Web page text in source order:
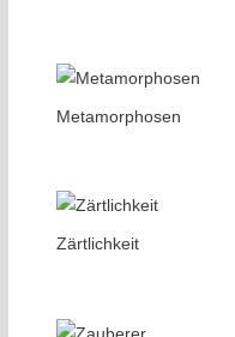
Metamorphosen
Zärtlichkeit